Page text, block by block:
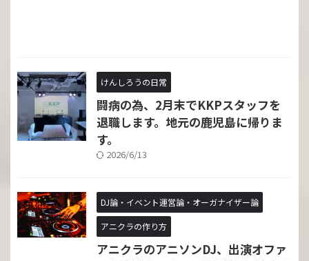
けんしろうの日常
闘病の為、2月末でKKPスタッフを
退職します。地元の鹿児島に帰りま
す。
2026/6/13
DJ論・イベント運営論・オーガナイザー論
アニクラの作り方
アニクラのアニソンDJ、出演オファ